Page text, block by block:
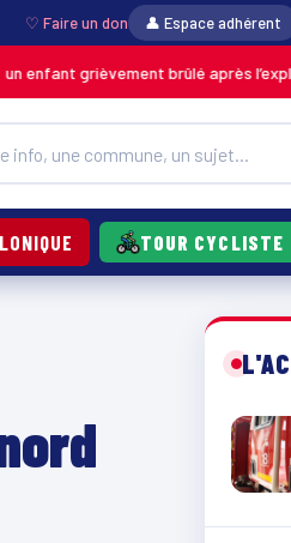
♡ Faire un don 👤 Espace adhérent
brûlé après l’explosion d’une
TOUR CYCLISTE